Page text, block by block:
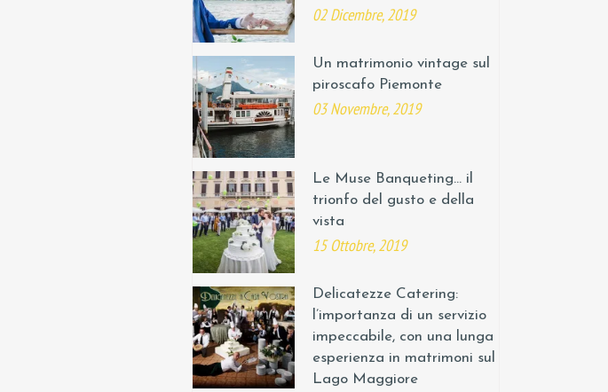
02 Dicembre, 2019
Un matrimonio vintage sul
piroscafo Piemonte
03 Novembre, 2019
Le Muse Banqueting… il
trionfo del gusto e della
vista
15 Ottobre, 2019
Delicatezze Catering:
l’importanza di un servizio
impeccabile, con una lunga
esperienza in matrimoni sul
Lago Maggiore